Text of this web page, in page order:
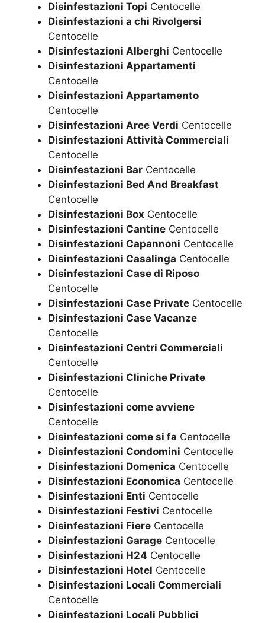
Disinfestazioni Topi Centocelle
Disinfestazioni a chi Rivolgersi
Centocelle
Disinfestazioni Alberghi Centocelle
Disinfestazioni Appartamenti
Centocelle
Disinfestazioni Appartamento
Centocelle
Disinfestazioni Aree Verdi Centocelle
Disinfestazioni Attività Commerciali
Centocelle
Disinfestazioni Bar Centocelle
Disinfestazioni Bed And Breakfast
Centocelle
Disinfestazioni Box Centocelle
Disinfestazioni Cantine Centocelle
Disinfestazioni Capannoni Centocelle
Disinfestazioni Casalinga Centocelle
Disinfestazioni Case di Riposo
Centocelle
Disinfestazioni Case Private Centocelle
Disinfestazioni Case Vacanze
Centocelle
Disinfestazioni Centri Commerciali
Centocelle
Disinfestazioni Cliniche Private
Centocelle
Disinfestazioni come avviene
Centocelle
Disinfestazioni come si fa Centocelle
Disinfestazioni Condomini Centocelle
Disinfestazioni Domenica Centocelle
Disinfestazioni Economica Centocelle
Disinfestazioni Enti Centocelle
Disinfestazioni Festivi Centocelle
Disinfestazioni Fiere Centocelle
Disinfestazioni Garage Centocelle
Disinfestazioni H24 Centocelle
Disinfestazioni Hotel Centocelle
Disinfestazioni Locali Commerciali
Centocelle
Disinfestazioni Locali Pubblici